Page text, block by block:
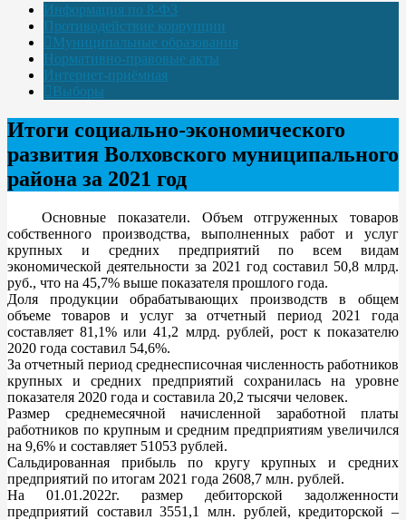
Информация по 8-ФЗ
Противодействие коррупции
Муниципальные образования
Нормативно-правовые акты
Интернет-приёмная
Выборы
Итоги социально-экономического
развития Волховского муниципального
района за 2021 год
Основные показатели. Объем отгруженных товаров
собственного производства, выполненных работ и услуг
крупных и средних предприятий по всем видам
экономической деятельности за 2021 год составил 50,8 млрд.
руб., что на 45,7% выше показателя прошлого года.
Доля продукции обрабатывающих производств в общем
объеме товаров и услуг за отчетный период 2021 года
составляет 81,1% или 41,2 млрд. рублей, рост к показателю
2020 года составил 54,6%.
За отчетный период среднесписочная численность работников
крупных и средних предприятий сохранилась на уровне
показателя 2020 года и составила 20,2 тысячи человек.
Размер среднемесячной начисленной заработной платы
работников по крупным и средним предприятиям увеличился
на 9,6% и составляет 51053 рублей.
Сальдированная прибыль по кругу крупных и средних
предприятий по итогам 2021 года 2608,7 млн. рублей.
На 01.01.2022г. размер дебиторской задолженности
предприятий составил 3551,1 млн. рублей, кредиторской –